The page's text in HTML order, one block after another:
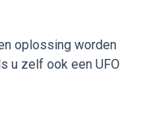
oplossing worden
u zelf ook een UFO